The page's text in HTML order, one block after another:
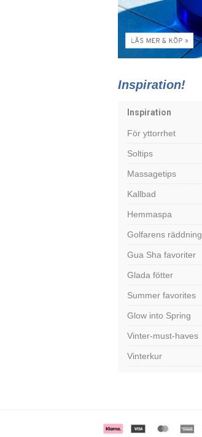
Inspiration!
Inspiration
För yttorrhet
Soltips
Massagetips
Kallbad
Hemmaspa
Golfarens räddning
Gua Sha favoriter
Glada fötter
Summer favorites
Glow into Spring
Vinter-must-haves
Vinterkur